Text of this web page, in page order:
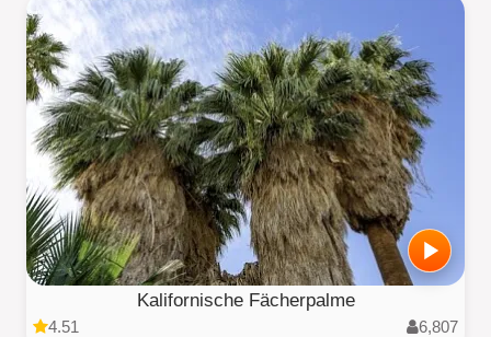
Kalifornische Fächerpalme
4.51 6,807